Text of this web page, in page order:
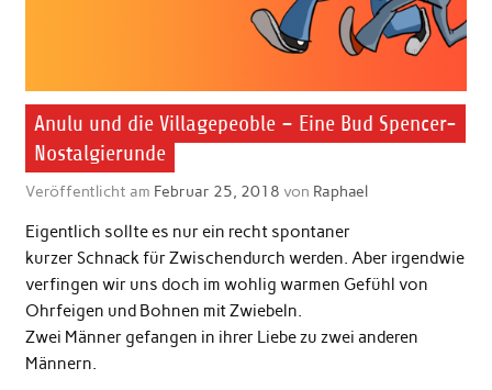
Anulu und die Villagepeoble – Eine Bud Spencer-
Nostalgierunde
Veröffentlicht am Februar 25, 2018 von Raphael
Eigentlich sollte es nur ein recht spontaner
kurzer Schnack für Zwischendurch werden. Aber irgendwie
verfingen wir uns doch im wohlig warmen Gefühl von
Ohrfeigen und Bohnen mit Zwiebeln.
Zwei Männer gefangen in ihrer Liebe zu zwei anderen
Männern.